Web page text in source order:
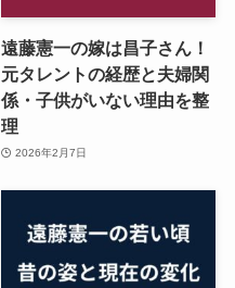
遠藤憲一の嫁は昌子さん！
元タレントの経歴と夫婦関
係・子供がいない理由を整
理
2026年2月7日